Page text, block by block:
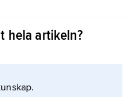
hela artikeln?